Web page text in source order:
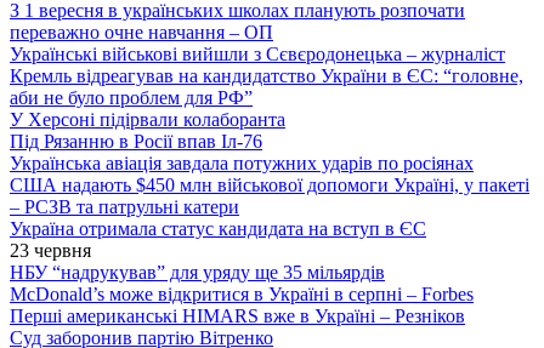
З 1 вересня в українських школах планують розпочати
переважно очне навчання – ОП
Українські військові вийшли з Сєвєродонецька – журналіст
Кремль відреагував на кандидатство України в ЄС: “головне,
аби не було проблем для РФ”
У Херсоні підірвали колаборанта
Під Рязанню в Росії впав Іл-76
Українська авіація завдала потужних ударів по росіянах
США надають $450 млн військової допомоги Україні, у пакеті
– РСЗВ та патрульні катери
Україна отримала статус кандидата на вступ в ЄС
23 червня
НБУ “надрукував” для уряду ще 35 мільярдів
McDonald’s може відкритися в Україні в серпні – Forbes
Перші американські HIMARS вже в Україні – Резніков
Суд заборонив партію Вітренко